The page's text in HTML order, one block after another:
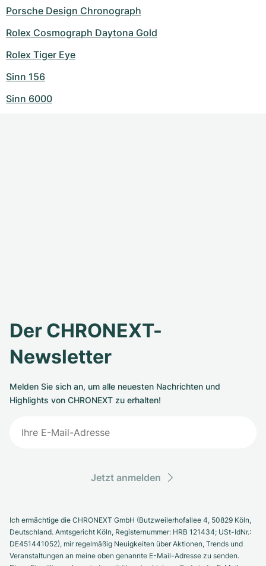
Porsche Design Chronograph
Rolex Cosmograph Daytona Gold
Rolex Tiger Eye
Sinn 156
Sinn 6000
Der CHRONEXT-
Newsletter
Melden Sie sich an, um alle neuesten Nachrichten und
Highlights von CHRONEXT zu erhalten!
Jetzt anmelden
Ich ermächtige die CHRONEXT GmbH (Butzweilerhofallee 4, 50829 Köln,
Deutschland. Amtsgericht Köln, Registernummer: HRB 121434; USt-IdNr.:
DE451441052), mir regelmäßig Neuigkeiten über Aktionen, Trends und
Veranstaltungen an meine oben genannte E-Mail-Adresse zu senden.